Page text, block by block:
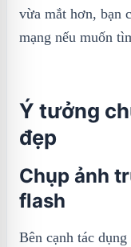
vừa mắt hơn, bạn
mạng nếu muốn
Ý tưởng
đẹp
Chụp ảnh
flash
Bên cạnh tác